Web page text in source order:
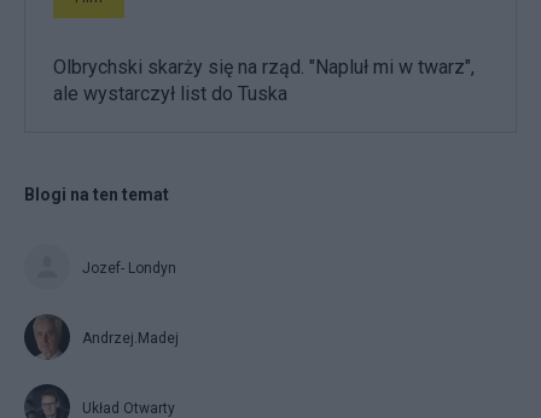
Olbrychski skarży się na rząd. "Napluł mi w twarz",
ale wystarczył list do Tuska
Blogi na ten temat
Jozef- Londyn
Andrzej.Madej
Układ Otwarty